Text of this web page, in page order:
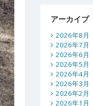
アーカイブ
2026年8月
2026年7月
2026年6月
2026年5月
2026年4月
2026年3月
2026年2月
2026年1月